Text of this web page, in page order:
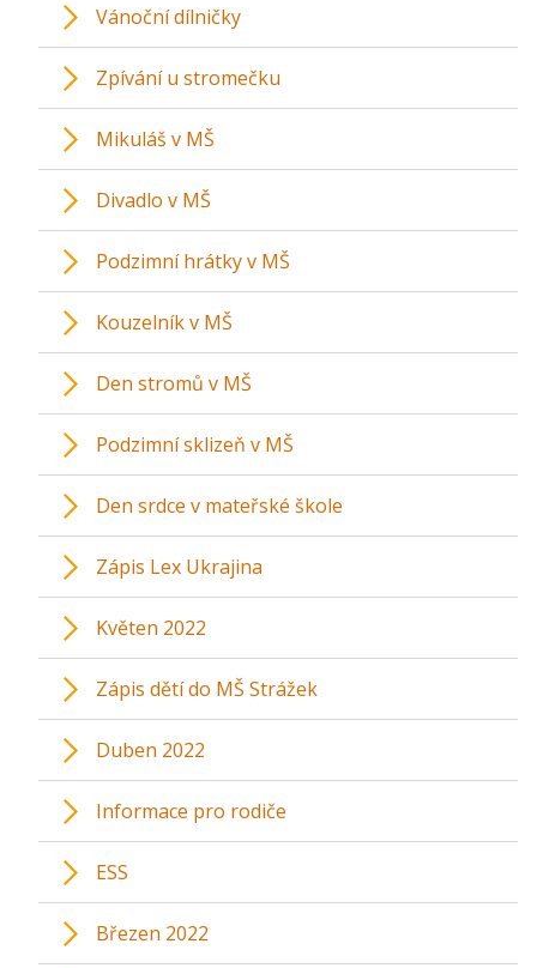
Vánoční dílničky
Zpívání u stromečku
Mikuláš v MŠ
Divadlo v MŠ
Podzimní hrátky v MŠ
Kouzelník v MŠ
Den stromů v MŠ
Podzimní sklizeň v MŠ
Den srdce v mateřské škole
Zápis Lex Ukrajina
Květen 2022
Zápis dětí do MŠ Strážek
Duben 2022
Informace pro rodiče
ESS
Březen 2022